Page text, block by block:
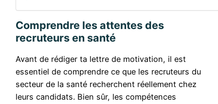
Comprendre les attentes des
recruteurs en santé
Avant de rédiger ta lettre de motivation, il est
essentiel de comprendre ce que les recruteurs du
secteur de la santé recherchent réellement chez
leurs candidats. Bien sûr, les compétences